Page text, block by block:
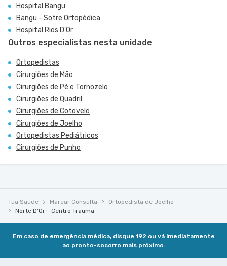
Hospital Bangu
Bangu - Sotre Ortopédica
Hospital Rios D'Or
Outros especialistas nesta unidade
Ortopedistas
Cirurgiões de Mão
Cirurgiões de Pé e Tornozelo
Cirurgiões de Quadril
Cirurgiões de Cotovelo
Cirurgiões de Joelho
Ortopedistas Pediátricos
Cirurgiões de Punho
Tua Saúde Marcar Consulta
Ortopedista de Joelho
Norte D'Or - Centro Trauma
Em caso de emergência médica, disque 192 ou vá imediatamente
ao pronto-socorro mais próximo.